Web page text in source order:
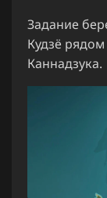
Задание
Кудзё
Каннадзука.